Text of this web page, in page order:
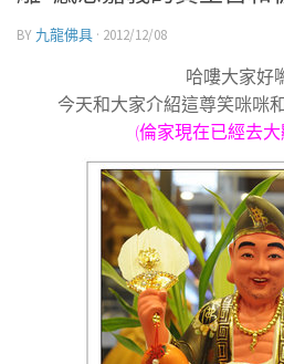
BY 九龍佛具 · 2012/12/08
哈嘍大家好
今天和大家介紹這尊笑咪咪
(倫家現在已經去